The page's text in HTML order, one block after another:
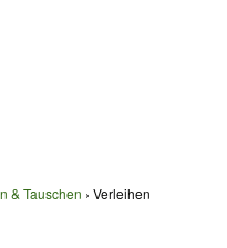
& Tauschen Verleihen